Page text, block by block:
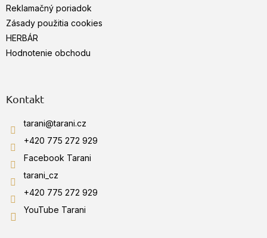
Reklamačný poriadok
Zásady použitia cookies
HERBÁR
Hodnotenie obchodu
Kontakt
tarani@tarani.cz
+420 775 272 929
Facebook Tarani
tarani_cz
+420 775 272 929
YouTube Tarani